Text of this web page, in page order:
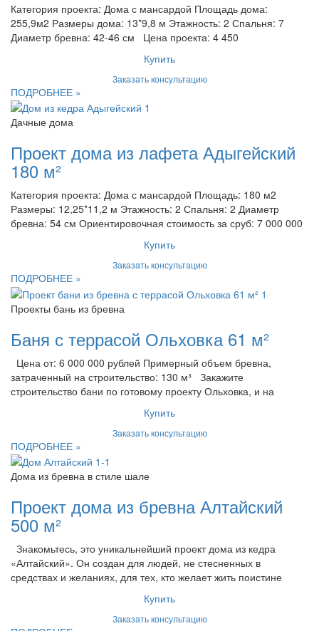
Категория проекта: Дома с мансардой Площадь дома:
255,9м2 Размеры дома: 13*9,8 м Этажность: 2 Спальня: 7
Диаметр бревна: 42-46 см Цена проекта: 4 450
Купить
Заказать консультацию
ПОДРОБНЕЕ »
Дачные дома
Проект дома из лафета Адыгейский
180 м²
Категория проекта: Дома с мансардой Площадь: 180 м2
Размеры: 12,25*11,2 м Этажность: 2 Спальня: 2 Диаметр
бревна: 54 см Ориентировочная стоимость за сруб: 7 000 000
Купить
Заказать консультацию
ПОДРОБНЕЕ »
Проекты бань из бревна
Баня с террасой Ольховка 61 м²
Цена от: 6 000 000 рублей Примерный объем бревна,
затраченный на строительство: 130 м³ Закажите
строительство бани по готовому проекту Ольховка, и на
Купить
Заказать консультацию
ПОДРОБНЕЕ »
Дома из бревна в стиле шале
Проект дома из бревна Алтайский
500 м²
Знакомьтесь, это уникальнейший проект дома из кедра
«Алтайский». Он создан для людей, не стесненных в
средствах и желаниях, для тех, кто желает жить поистине
Купить
Заказать консультацию